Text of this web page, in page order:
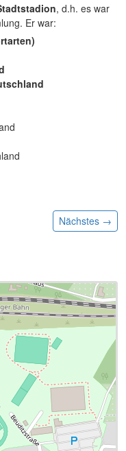
, d.h. es war
Er war:
Nächstes →